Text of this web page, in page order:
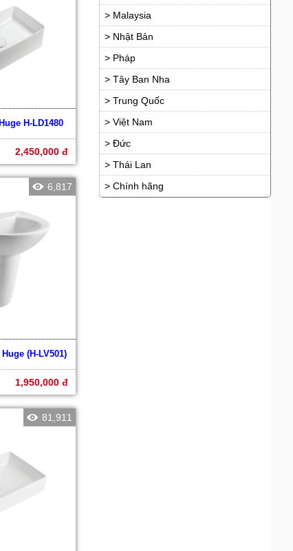
H-LD1480
2,450,000 đ
6,817
(H-LV501)
1,950,000 đ
81,911
> Malaysia
> Nhật Bản
> Pháp
> Tây Ban Nha
> Trung Quốc
> Việt Nam
> Đức
> Thái Lan
> Chính hãng